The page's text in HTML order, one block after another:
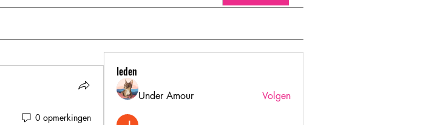
0 opmerkingen
leden
Under Amour Volgen